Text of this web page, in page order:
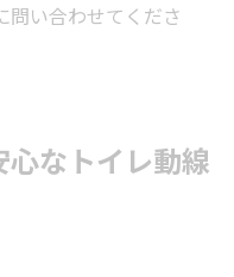
問い合わせてくださ
なトイレ動線